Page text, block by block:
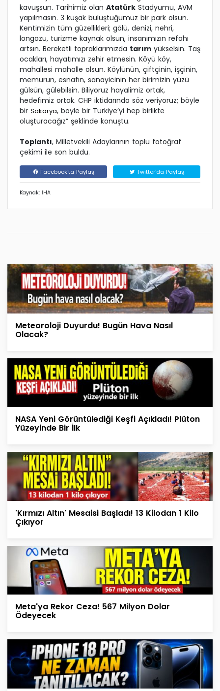
kavuşsun. Tarihimiz olan Atatürk Stadyumu, AVM
yapılmasın. 3 kuşak buluştuğumuz bir park olsun.
Kentimizin tüm güzellikleri; gölü, denizi, nehri,
longozu, turizme kaynak olsun, insanımızın refahı
artsın. Bereketli topraklarımızda tarım yükselsin. Taş
ocakları, hayatımızı zehir etmesin. Köyü köy,
mahallesi mahalle olsun. Köylünün, çiftçinin, işçinin,
memurun, esnafın, sanayicinin her birimizin yüzü
gülsün, gülebilsin. Biliyoruz hayalimiz ortak,
hedefimiz ortak. CHP iktidarında söz veriyoruz; böyle
bir Sakarya, böyle bir Türkiye’yi hep birlikte
oluşturacağız” şeklinde konuştu.
Toplantı, Milletvekili Adaylarının toplu fotoğraf
çekimi ile son buldu.
Facebook'ta Paylaş Twitter'da Paylaş
Kaynak: İHA
Meteoroloji Duyurdu! Bugün Hava Nasıl
Olacak?
NASA Yeni Görüntülediği Keşfi Açıkladı! Plüton
Yüzeyinde Bir İlk
'Kırmızı Altın' Mesaisi Başladı! 13 Kilodan 1 Kilo
Çıkıyor
Meta'ya Rekor Ceza! 567 Milyon Dolar
Ödeyecek